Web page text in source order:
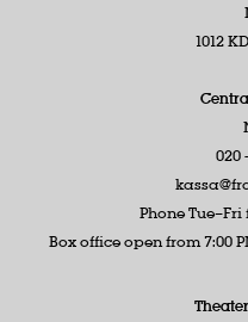
1012
020
Phone Tue–Fri
Box office open from 7:00